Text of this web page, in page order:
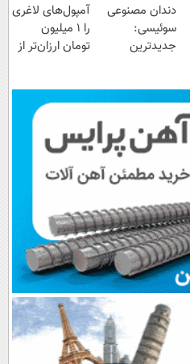
دندان مصنوعی
سوئیسی:
جدیدترین
پرداخت قسطی
آمپول‌های لاغری
را ۱ میلیون
تومان ارزان‌تر از